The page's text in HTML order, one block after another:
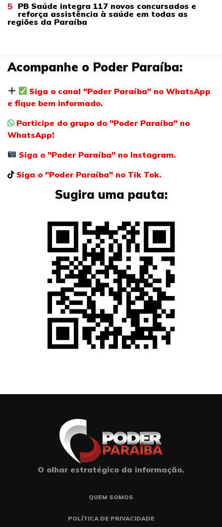
5 PB Saúde integra 117 novos concursados e
reforça assistência à saúde em todas as
regiões da Paraíba
Acompanhe o Poder Paraíba:
Siga o canal "Poder Paraíba" no WhatsApp
e fique bem informado.
Participe do grupo do "Poder Paraíba" no
WhatsApp!
Siga o "Poder Paraíba" no Instagram.
Siga o "Poder Paraíba" no Tik Tok.
Sugira uma pauta:
O olhar estratégico da informação.
QUEM SOMOS
POLÍTICA DE PRIVACIDADE